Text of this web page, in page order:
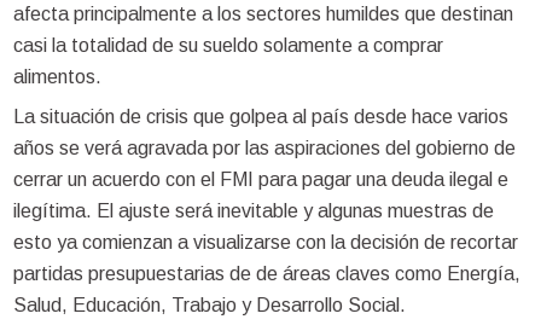
afecta principalmente a los sectores humildes que destinan
casi la totalidad de su sueldo solamente a comprar
alimentos.
La situación de crisis que golpea al país desde hace varios
años se verá agravada por las aspiraciones del gobierno de
cerrar un acuerdo con el FMI para pagar una deuda ilegal e
ilegítima. El ajuste será inevitable y algunas muestras de
esto ya comienzan a visualizarse con la decisión de recortar
partidas presupuestarias de de áreas claves como Energía,
Salud, Educación, Trabajo y Desarrollo Social.